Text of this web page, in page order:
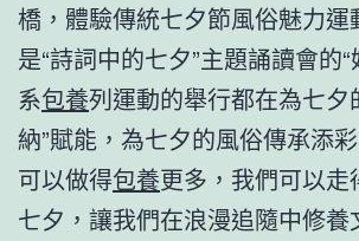
橋，體驗傳統七夕節風俗魅力運
是“詩詞中的七夕”主題誦讀會
系包養列運動的舉行都在為七夕
納”賦能，為七夕的風俗傳承添
可以做得包養更多，我們可以
七夕，讓我們在浪漫追隨中修養